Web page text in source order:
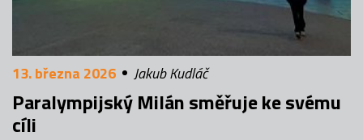
13. března 2026 Jakub Kudláč
Paralympijský Milán směřuje ke svému
cíli